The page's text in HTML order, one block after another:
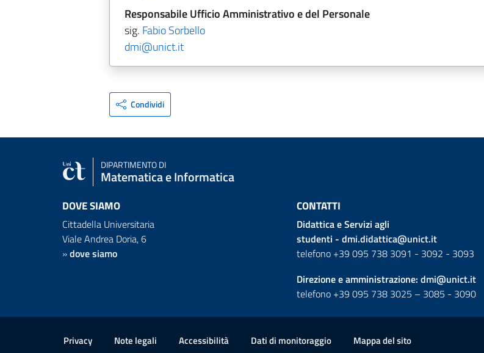
Responsabile Ufficio Amministrativo e del Personale
sig. Fabio Sorbello
dmi@unict.it
Condividi
DIPARTIMENTO DI
Matematica e Informatica
DOVE SIAMO
Cittadella Universitaria
Viale Andrea Doria, 6
»dove siamo
CONTATTI
Didattica e Servizi agli
studenti - dmi.didattica@unict.it
telefono +39 095 738 3091 - 3092 - 3093
Direzione e amministrazione: dmi@unict.it
telefono +39 095 738 3025 – 3085 - 3090
Privacy Note legali Accessibilità Dati di monitoraggio Mappa del sito